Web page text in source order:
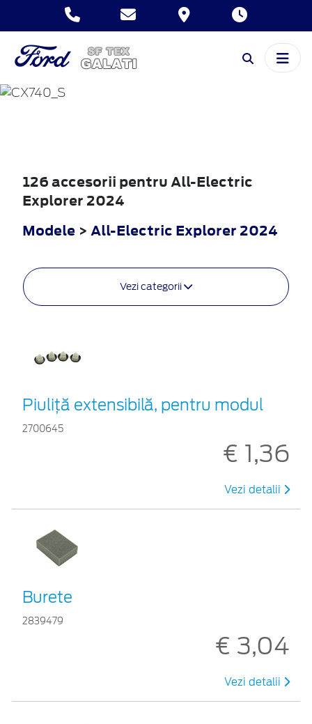
ALL-ELECTRIC
EXPLORER
126 accesorii pentru All-Electric
Explorer 2024
Modele > All-Electric Explorer 2024
Vezi categorii
Piuliță extensibilă, pentru modul
2700645
€ 1,36
Vezi detalii
Burete
2839479
€ 3,04
Vezi detalii